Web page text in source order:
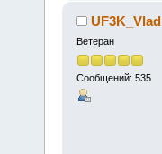
UF3K_Vlad
Ветеран
Сообщений: 535